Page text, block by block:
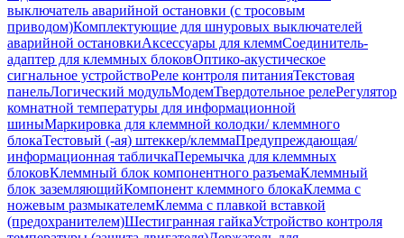
выключатель аварийной остановки (с тросовым
приводом)Комплектующие для шнуровых выключателей
аварийной остановкиАксессуары для клеммСоединитель-
адаптер для клеммных блоковОптико-акустическое
сигнальное устройствоРеле контроля питанияТекстовая
панельЛогический модульМодемТвердотельное релеРегулятор
комнатной температуры для информационной
шиныМаркировка для клеммной колодки/ клеммного
блокаТестовый (-ая) штеккер/клеммаПредупреждающая/
информационная табличкаПеремычка для клеммных
блоковКлеммный блок компонентного разъемаКлеммный
блок заземляющийКомпонент клеммного блокаКлемма с
ножевым размыкателемКлемма с плавкой вставкой
(предохранителем)Шестигранная гайкаУстройство контроля